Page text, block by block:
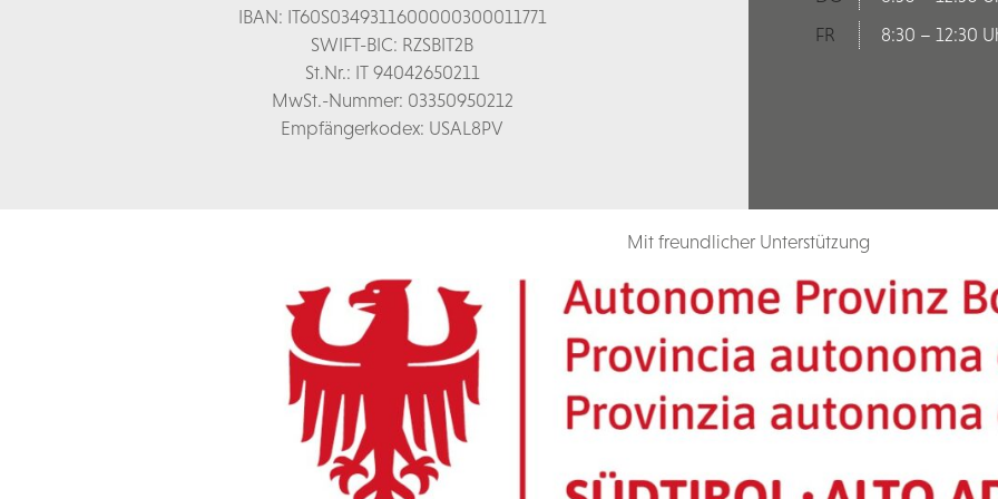
IBAN: IT60S0349311600000300011771
SWIFT-BIC: RZSBIT2B
St.Nr.: IT 94042650211
MwSt.-Nummer: 03350950212
Empfängerkodex: USAL8PV
FR
8:30 – 12:30
Mit freundlicher Unterstützung